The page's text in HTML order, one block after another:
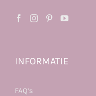
INFORMATIE
FAQ’s